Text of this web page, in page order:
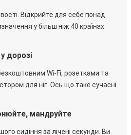
Відкрийте для себе понад
у більш ніж 40 країнах
дорозі
Wi-Fi, розетками та
для ніг. Ось що таке сучасні
мандруйте
сидіння за лічені секунди. Ви